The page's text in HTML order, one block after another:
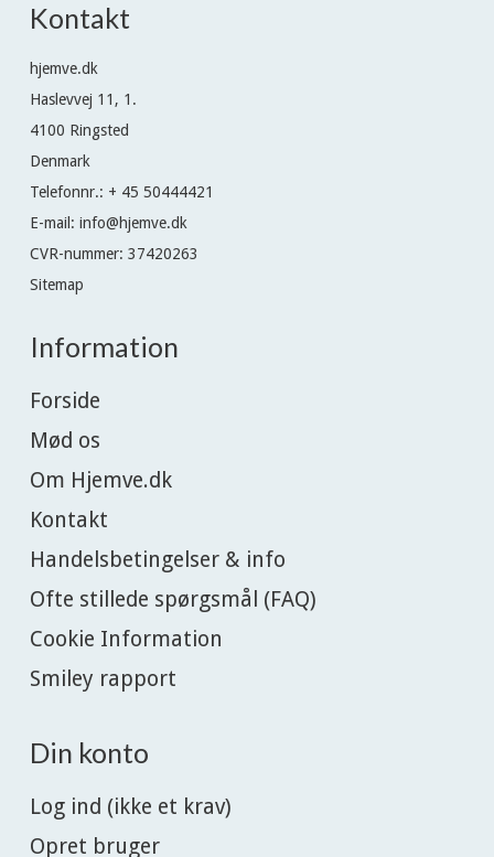
Kontakt
hjemve.dk
Haslevvej 11, 1.
4100 Ringsted
Denmark
Telefonnr.: + 45 50444421
E-mail: info@hjemve.dk
CVR-nummer: 37420263
Sitemap
Information
Forside
Mød os
Om Hjemve.dk
Kontakt
Handelsbetingelser & info
Ofte stillede spørgsmål (FAQ)
Cookie Information
Smiley rapport
Din konto
Log ind (ikke et krav)
Opret bruger